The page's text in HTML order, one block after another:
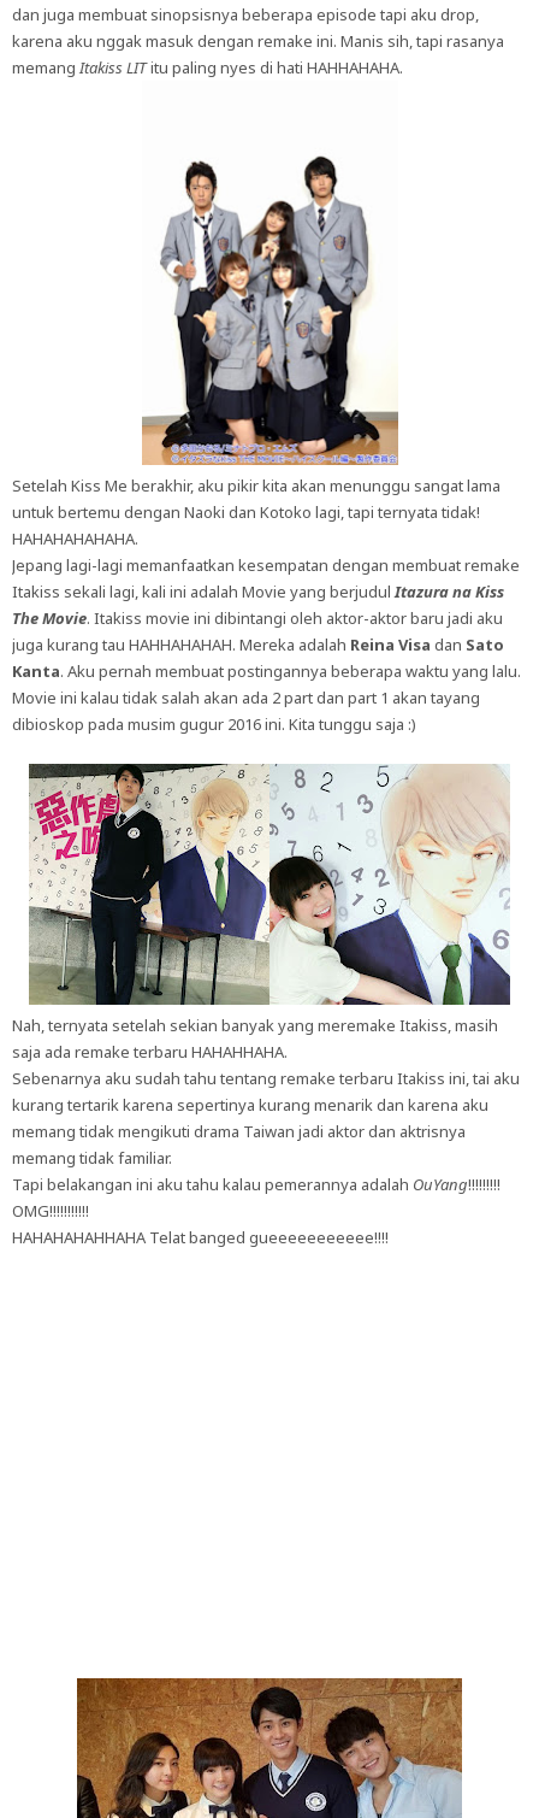
dan juga membuat sinopsisnya beberapa episode tapi aku drop,
karena aku nggak masuk dengan remake ini. Manis sih, tapi rasanya
memang Itakiss LITitu paling nyes di hati HAHHAHAHA.
Setelah Kiss Me berakhir, aku pikir kita akan menunggu sangat lama
untuk bertemu dengan Naoki dan Kotoko lagi, tapi ternyata tidak!
HAHAHAHAHAHA.
Jepang lagi-lagi memanfaatkan kesempatan dengan membuat remake
Itakiss sekali lagi, kali ini adalah Movie yang berjudul Itazura na Kiss
The Movie. Itakiss movie ini dibintangi oleh aktor-aktor baru jadi aku
juga kurang tau HAHHAHAHAH. Mereka adalah Reina Visa dan Sato
Kanta. Aku pernah membuat postingannya beberapa waktu yang lalu.
Movie ini kalau tidak salah akan ada 2 part dan part 1 akan tayang
dibioskop pada musim gugur 2016 ini. Kita tunggu saja :)
Nah, ternyata setelah sekian banyak yang meremake Itakiss, masih
saja ada remake terbaru HAHAHHAHA.
Sebenarnya aku sudah tahu tentang remake terbaru Itakiss ini, tai aku
kurang tertarik karena sepertinya kurang menarik dan karena aku
memang tidak mengikuti drama Taiwan jadi aktor dan aktrisnya
memang tidak familiar.
Tapi belakangan ini aku tahu kalau pemerannya adalah OuYang!!!!!!!!!
OMG!!!!!!!!!!!
HAHAHAHAHHAHA Telat banged gueeeeeeeeeee!!!!